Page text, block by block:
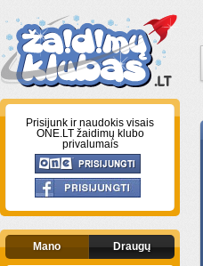
Prisijunk ir naudokis visais
ONE.LT žaidimų klubo
privalumais
Mano Draugų